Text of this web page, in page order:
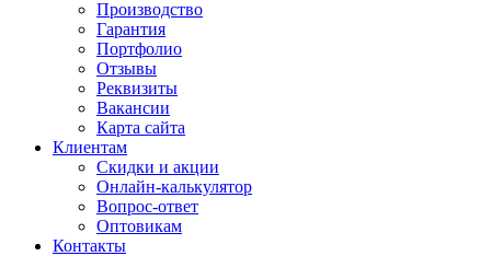
Производство
Гарантия
Портфолио
Отзывы
Реквизиты
Вакансии
Карта сайта
Клиентам
Скидки и акции
Онлайн-калькулятор
Вопрос-ответ
Оптовикам
Контакты